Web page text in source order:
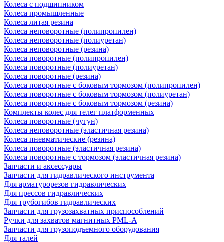
Колеса с подшипником
Колеса промышленные
Колеса литая резина
Колеса неповоротные (полипропилен)
Колеса неповоротные (полиуретан)
Колеса неповоротные (резина)
Колеса поворотные (полипропилен)
Колеса поворотные (полиуретан)
Колеса поворотные (резина)
Колеса поворотные c боковым тормозом (полипропилен)
Колеса поворотные c боковым тормозом (полиуретан)
Колеса поворотные c боковым тормозом (резина)
Комплекты колес для телег платформенных
Колеса поворотные (чугун)
Колеса неповоротные (эластичная резина)
Колеса пневматические (резина)
Колеса поворотные (эластичная резина)
Колеса поворотные c тормозом (эластичная резина)
Запчасти и аксессуары
Запчасти для гидравлического инструмента
Для арматурорезов гидравлических
Для прессов гидравлических
Для трубогибов гидравлических
Запчасти для грузозахватных приспособлений
Ручки для захватов магнитных PML-A
Запчасти для грузоподъемного оборудования
Для талей